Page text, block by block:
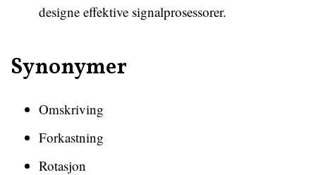
designe effektive signalprosessorer.
Synonymer
Omskriving
Forkastning
Rotasjon